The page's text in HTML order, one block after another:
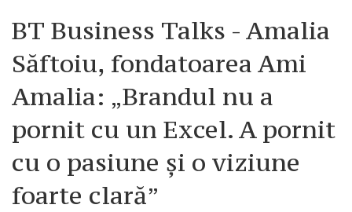
BT Business Talks - Amalia
Săftoiu, fondatoarea Ami
Amalia: „Brandul nu a
pornit cu un Excel. A pornit
cu o pasiune și o viziune
foarte clară”